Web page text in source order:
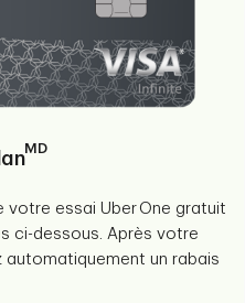
MD
votre essai Uber One gratuit
ci-dessous. Après votre
automatiquement un rabais